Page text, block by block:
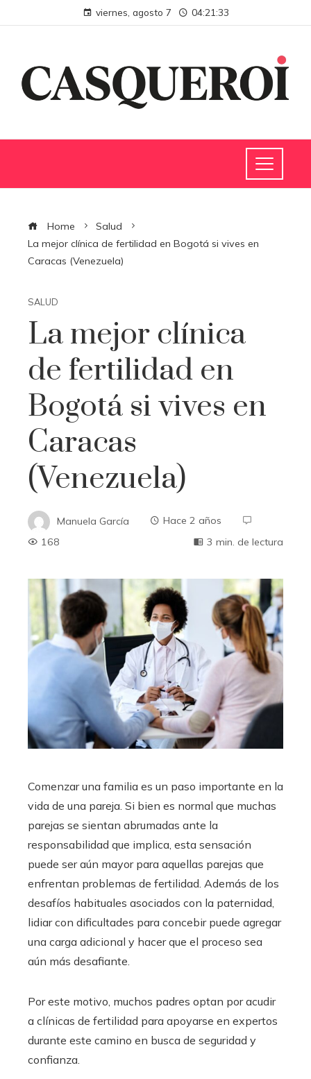
viernes, agosto 7 04:21:34
Home
Salud
La mejor clínica de fertilidad en Bogotá si vives en
Caracas (Venezuela)
SALUD
La mejor clínica
de fertilidad en
Bogotá si vives en
Caracas
(Venezuela)
Manuela García
Hace 2 años
168
3 min. de lectura
Comenzar una familia es un paso importante en la
vida de una pareja. Si bien es normal que muchas
parejas se sientan abrumadas ante la
responsabilidad que implica, esta sensación
puede ser aún mayor para aquellas parejas que
enfrentan problemas de fertilidad. Además de los
desafíos habituales asociados con la paternidad,
lidiar con dificultades para concebir puede agregar
una carga adicional y hacer que el proceso sea
aún más desafiante.
Por este motivo, muchos padres optan por acudir
a clínicas de fertilidad para apoyarse en expertos
durante este camino en busca de seguridad y
confianza.